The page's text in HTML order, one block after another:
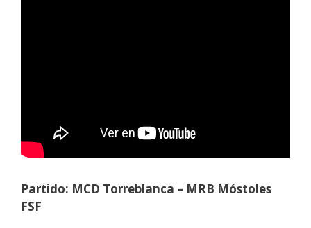
Partido: MCD Torreblanca – MRB Móstoles
FSF